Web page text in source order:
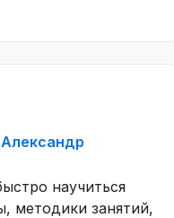
Александр
научиться
методики занятий,